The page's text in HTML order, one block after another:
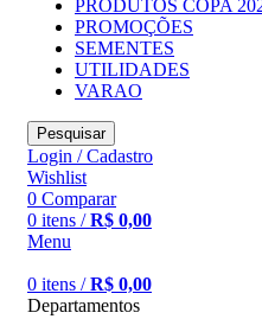
PRODUTOS COPA
PROMOÇÕES
SEMENTES
UTILIDADES
VARAO
Pesquisar
Login / Cadastro
Wishlist
0 Comparar
0 itens / R$ 0,00
Menu
0 itens / R$ 0,00
Departamentos